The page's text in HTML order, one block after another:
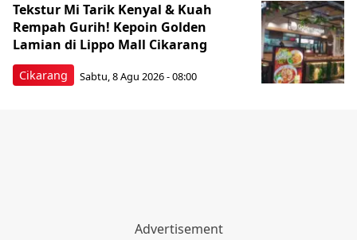
Cikarang
Tekstur Mi Tarik Kenyal & Kuah
Rempah Gurih! Kepoin Golden
Lamian di Lippo Mall Cikarang
Sabtu, 8 Agu 2026 - 08:00